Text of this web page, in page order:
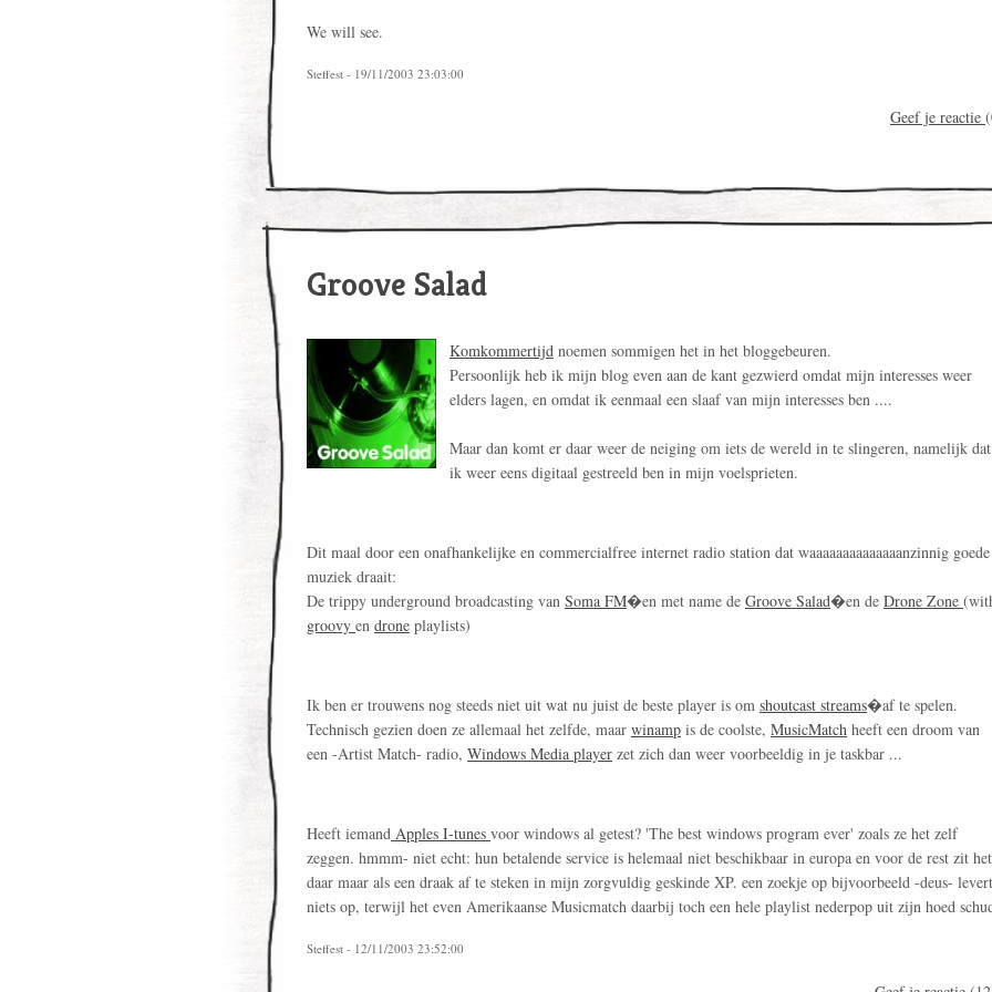
We will see.
Steffest - 19/11/2003 23:03:00
Geef je reactie
Groove Salad
Komkommertijd noemen sommigen het in het bloggebeuren.
Persoonlijk heb ik mijn blog even aan de kant gezwierd omdat mijn interesses weer
elders lagen, en omdat ik eenmaal een slaaf van mijn interesses ben ....
Maar dan komt er daar weer de neiging om iets de wereld in te slingeren, namelijk dat
ik weer eens digitaal gestreeld ben in mijn voelsprieten.
Dit maal door een onafhankelijke en commercialfree internet radio station dat waaaaaaaaaaaaaanzinnig goede
muziek draait:
De trippy underground broadcasting van Soma FM�en met name de Groove Salad�en de Drone Zone
groovy en drone playlists)
Ik ben er trouwens nog steeds niet uit wat nu juist de beste player is om shoutcast streams�af te spelen.
Technisch gezien doen ze allemaal het zelfde, maar winamp is de coolste, MusicMatch heeft een droom van
een -Artist Match- radio, Windows Media player zet zich dan weer voorbeeldig in je taskbar ...
Heeft iemand Apples I-tunes voor windows al getest? 'The best windows program ever' zoals ze het zelf
zeggen. hmmm- niet echt: hun betalende service is helemaal niet beschikbaar in europa en voor de rest zit het
daar maar als een draak af te steken in mijn zorgvuldig geskinde XP. een zoekje op bijvoorbeeld -deus- levert
niets op, terwijl het even Amerikaanse Musicmatch daarbij toch een hele playlist nederpop uit zijn hoed
Steffest - 12/11/2003 23:52:00